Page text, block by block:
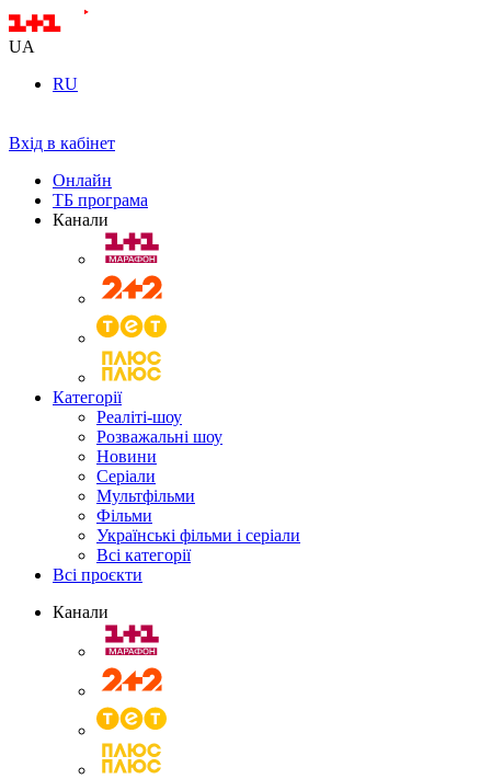
UA
RU
Вхід в кабінет
Онлайн
ТБ програма
Канали
Категорії
Реаліті-шоу
Розважальні шоу
Новини
Серіали
Мультфільми
Фільми
Українські фільми і серіали
Всі категорії
Всі проєкти
Канали